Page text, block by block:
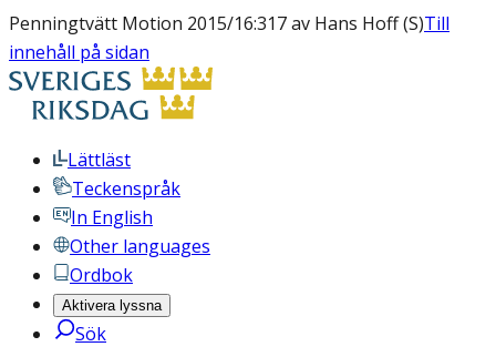
Penningtvätt Motion 2015/16:317 av Hans Hoff (S)Till
innehåll på sidan
Lättläst
Teckenspråk
In English
Other languages
Ordbok
Aktivera lyssna
Sök